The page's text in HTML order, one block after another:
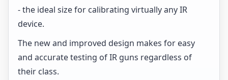
- the ideal size for calibrating virtually any IR
device.
The new and improved design makes for easy
and accurate testing of IR guns regardless of
their class.